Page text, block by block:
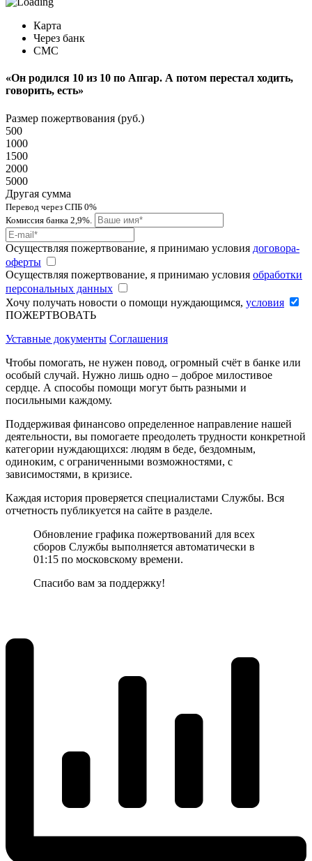
Карта
Через банк
СМС
«Он родился 10 из 10 по Апгар. А потом перестал ходить,
говорить, есть»
Размер пожертвования (руб.)
500
1000
1500
2000
5000
Другая сумма
Перевод через СПБ 0%
Комиссия банка 2,9%.
Осуществляя пожертвование, я принимаю условия договора-
оферты
Осуществляя пожертвование, я принимаю условия обработки
персональных данных
Хочу получать новости о помощи нуждающимся, условия
ПОЖЕРТВОВАТЬ
Уставные документы Соглашения
Чтобы помогать, не нужен повод, огромный счёт в банке или
особый случай. Нужно лишь одно – доброе милостивое
сердце. А способы помощи могут быть разными и
посильными каждому.
Поддерживая финансово определенное направление нашей
деятельности, вы помогаете преодолеть трудности конкретной
категории нуждающихся: людям в беде, бездомным,
одиноким, с ограниченными возможностями, с
зависимостями, в кризисе.
Каждая история проверяется специалистами Службы. Вся
отчетность публикуется на сайте в разделе.
Обновление графика пожертвований для всех
сборов Службы выполняется автоматически в
01:15 по московскому времени.
Спасибо вам за поддержку!